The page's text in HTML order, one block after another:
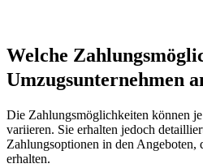
Welche
Umzugsunternehmen
Die Zahlungsmöglichkeiten können
variieren. Sie erhalten jedoch
Zahlungsoptionen in den Angeboten,
erhalten.